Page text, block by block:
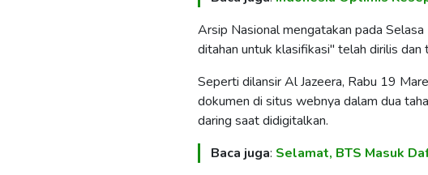
Arsip Nasional mengatakan pada
ditahan untuk klasifikasi" telah dirilis dan
Seperti dilansir Al Jazeera, Rabu 19
dokumen di situs webnya dalam dua
daring saat didigitalkan.
Baca juga: Selamat, BTS Masuk